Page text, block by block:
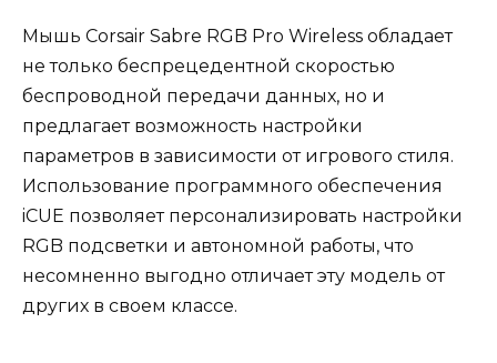
Мышь Corsair Sabre RGB Pro Wireless обладает
не только беспрецедентной скоростью
беспроводной передачи данных, но и
предлагает возможность настройки
параметров в зависимости от игрового стиля.
Использование программного обеспечения
iCUE позволяет персонализировать настройки
RGB подсветки и автономной работы, что
несомненно выгодно отличает эту модель от
других в своем классе.